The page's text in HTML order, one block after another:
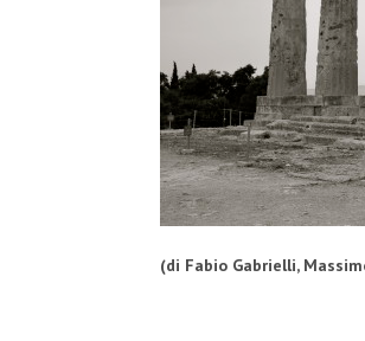
(di Fabio Gabrielli,